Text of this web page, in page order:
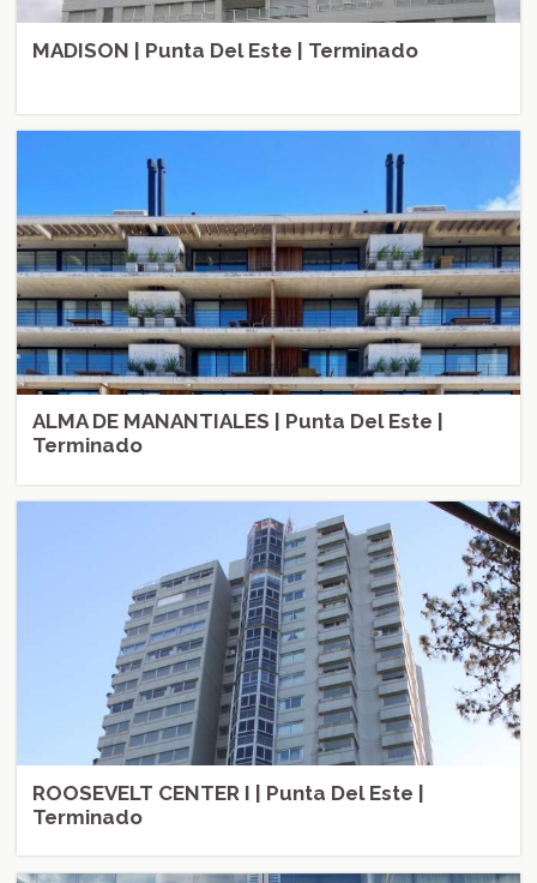
MADISON | Punta Del Este | Terminado
ALMA DE MANANTIALES | Punta Del Este |
Terminado
ROOSEVELT CENTER I | Punta Del Este |
Terminado